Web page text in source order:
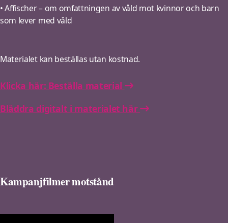
• Affischer – om omfattningen av våld mot kvinnor och barn
som lever med våld
Materialet kan beställas utan kostnad.
Klicka här: Beställa material
Bläddra digitalt i materialet här
Kampanjfilmer motstånd